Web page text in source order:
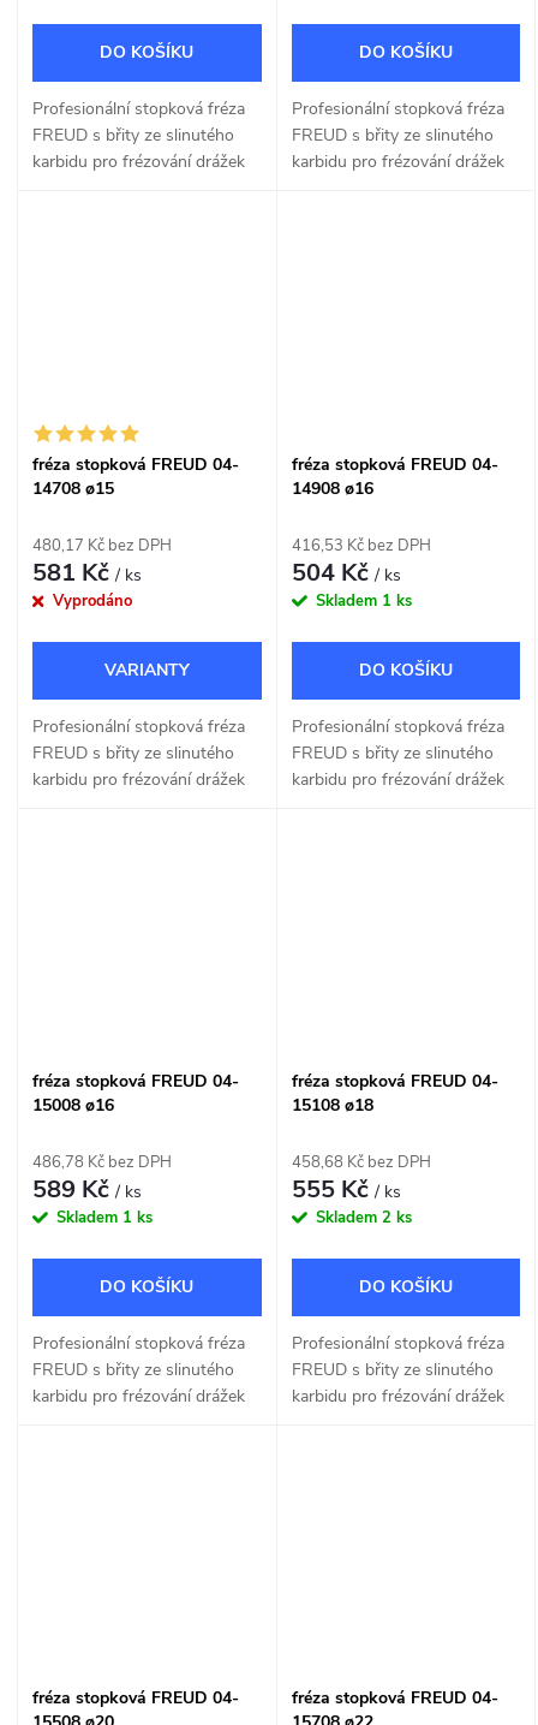
DO KOŠÍKU
Profesionální stopková fréza
FREUD s břity ze slinutého
karbidu pro frézování drážek
DO KOŠÍKU
Profesionální stopková fréza
FREUD s břity ze slinutého
karbidu pro frézování drážek
fréza stopková FREUD 04-
14708 ø15
480,17 Kč bez DPH
581 Kč/ ks
Vyprodáno
Profesionální stopková fréza
FREUD s břity ze slinutého
karbidu pro frézování drážek
fréza stopková FREUD 04-
14908 ø16
416,53 Kč bez DPH
504 Kč/ ks
Skladem 1 ks
DO KOŠÍKU
Profesionální stopková fréza
FREUD s břity ze slinutého
karbidu pro frézování drážek
fréza stopková FREUD 04-
15008 ø16
486,78 Kč bez DPH
589 Kč/ ks
Skladem 1 ks
DO KOŠÍKU
Profesionální stopková fréza
FREUD s břity ze slinutého
karbidu pro frézování drážek
fréza stopková FREUD 04-
15108 ø18
458,68 Kč bez DPH
555 Kč/ ks
Skladem 2 ks
DO KOŠÍKU
Profesionální stopková fréza
FREUD s břity ze slinutého
karbidu pro frézování drážek
fréza stopková FREUD 04-
fréza stopková FREUD 04-